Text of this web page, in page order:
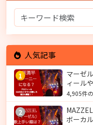
人気記事
1
マーゼ
ィール
4,905件
2
ボーカ